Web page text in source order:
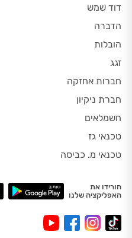
דוד שמש
הדברה
הובלות
זגג
חברות אחזקה
חברת ניקיון
חשמלאים
טכנאי גז
טכנאי מ. כביסה
הורידו את
האפליקציה שלנו